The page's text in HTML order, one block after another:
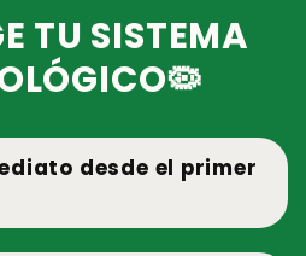
TU SISTEMA
desde el primer